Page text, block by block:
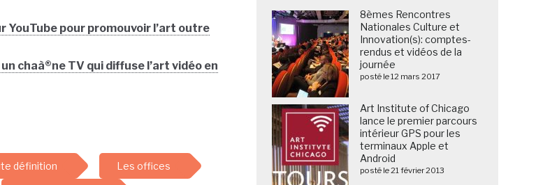
YouTube pour promouvoir l’art outre
un chaà®ne TV qui diffuse l’art vidéo en
définition Les offices
8èmes Rencontres
Nationales Culture et
Innovation(s): comptes-
rendus et vidéos de la
journée
posté le 12 mars 2017
Art Institute of Chicago
lance le premier parcours
intérieur GPS pour les
terminaux Apple et
Android
posté le 21 février 2013